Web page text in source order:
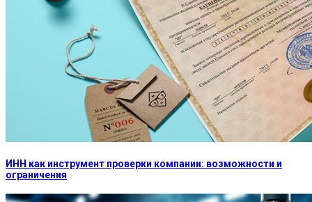
ИНН как инструмент проверки компании: возможности и
ограничения